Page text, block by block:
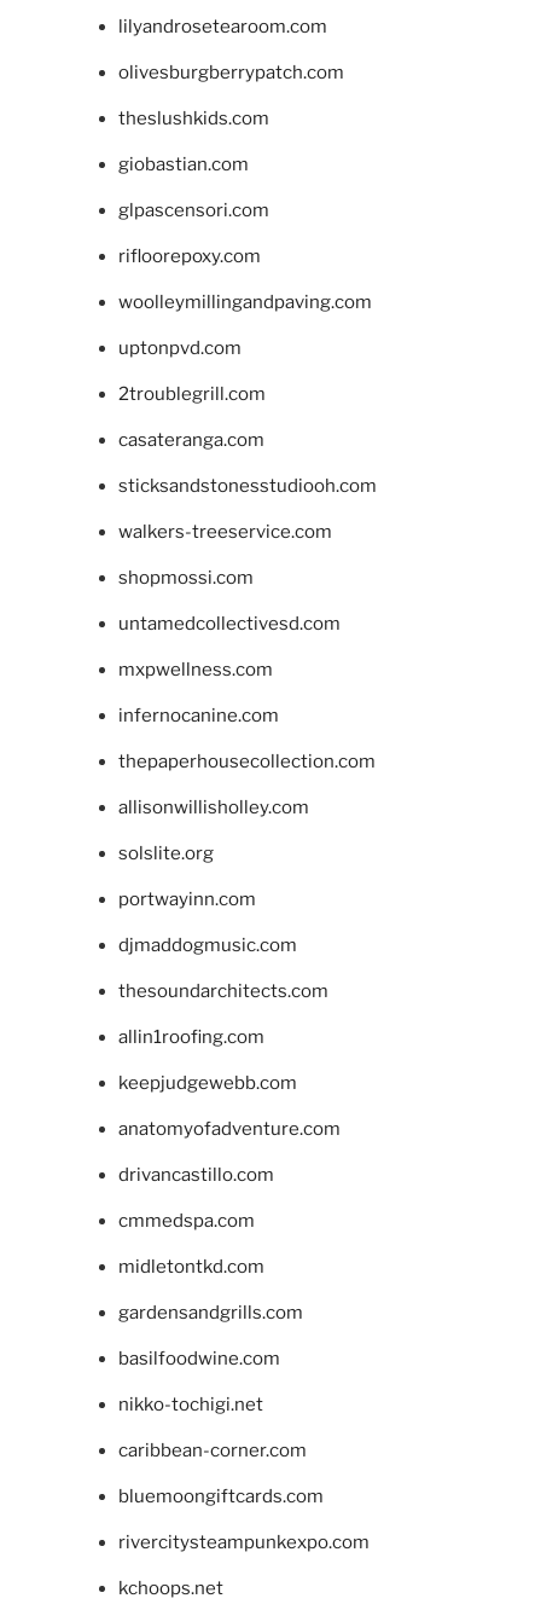
lilyandrosetearoom.com
olivesburgberrypatch.com
theslushkids.com
giobastian.com
glpascensori.com
rifloorepoxy.com
woolleymillingandpaving.com
uptonpvd.com
2troublegrill.com
casateranga.com
sticksandstonesstudiooh.com
walkers-treeservice.com
shopmossi.com
untamedcollectivesd.com
mxpwellness.com
infernocanine.com
thepaperhousecollection.com
allisonwillisholley.com
solslite.org
portwayinn.com
djmaddogmusic.com
thesoundarchitects.com
allin1roofing.com
keepjudgewebb.com
anatomyofadventure.com
drivancastillo.com
cmmedspa.com
midletontkd.com
gardensandgrills.com
basilfoodwine.com
nikko-tochigi.net
caribbean-corner.com
bluemoongiftcards.com
rivercitysteampunkexpo.com
kchoops.net